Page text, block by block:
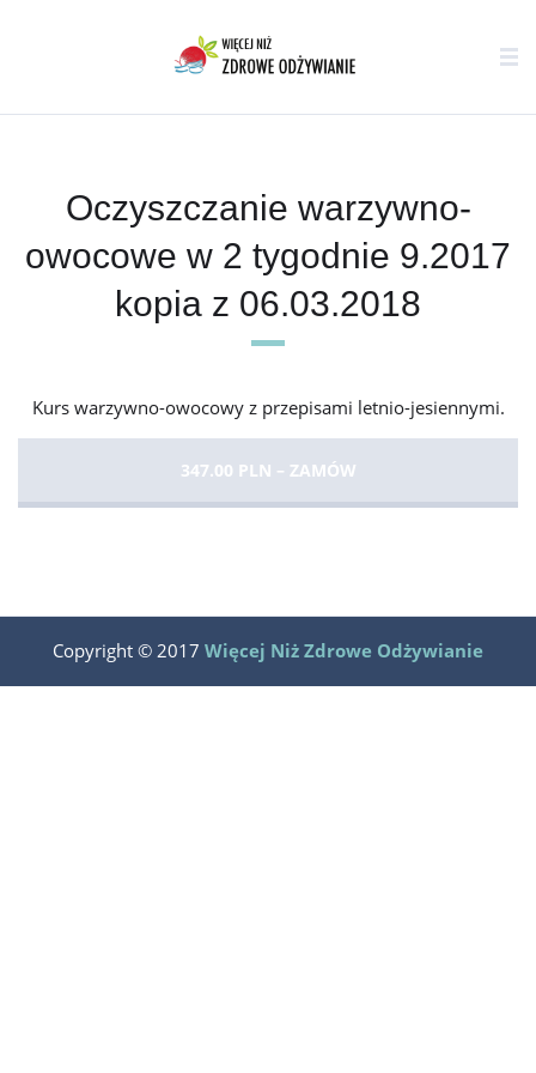
Oczyszczanie warzywno-
owocowe w 2 tygodnie 9.2017
kopia z 06.03.2018
Kurs warzywno-owocowy z przepisami letnio-jesiennymi.
347.00 PLN – ZAMÓW
Copyright © 2017 Więcej Niż Zdrowe Odżywianie